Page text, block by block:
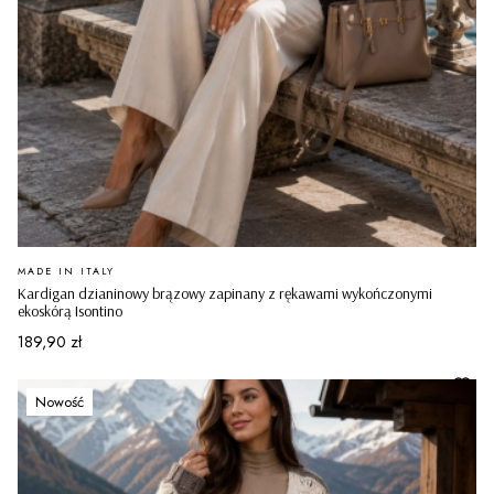
Kardigan dzianinowy brązowy zapinany z rękawami wykończonymi
ekoskórą Isontino
PRODUCENT
MADE IN ITALY
Cena
189,90 zł
Nowość